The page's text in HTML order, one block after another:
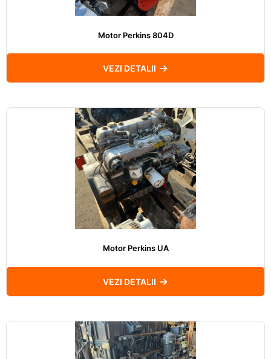
Motor Perkins 804D
VEZI DETALII
Motor Perkins UA
VEZI DETALII